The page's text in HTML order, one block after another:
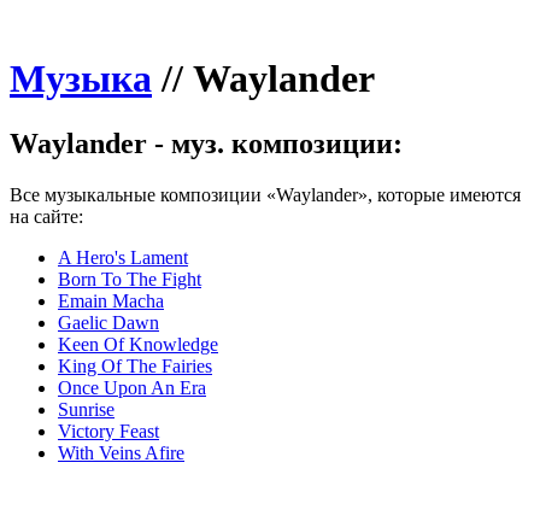
Музыка// Waylander
Waylander - муз. композиции:
Все музыкальные композиции «Waylander», которые имеются
на сайте:
A Hero's Lament
Born To The Fight
Emain Macha
Gaelic Dawn
Keen Of Knowledge
King Of The Fairies
Once Upon An Era
Sunrise
Victory Feast
With Veins Afire